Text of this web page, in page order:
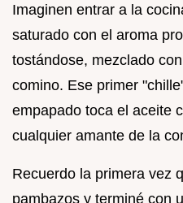
Imaginen entrar a la
saturado con el aroma
tostándose, mezclado
comino. Ese primer
empapado toca el aceite
cualquier amante de la
Recuerdo la primera vez
pambazos y terminé con